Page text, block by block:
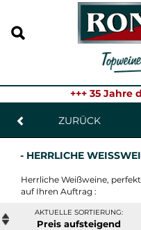
+++ 35 Jahre
ZURÜCK
- HERRLICHE
Herrliche Weißweine,
auf Ihren Auftrag :
Preis